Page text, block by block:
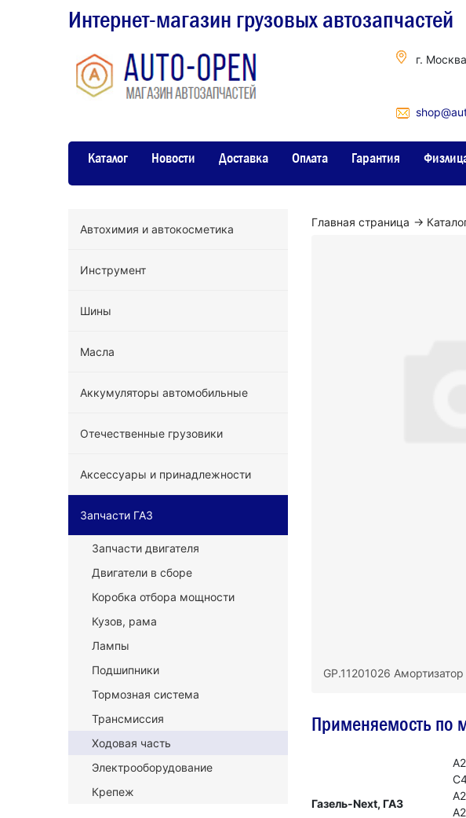
Интернет-магазин грузовых автозапчастей
г.
Каталог Новости Доставка Оплата Гарантия
Автохимия и автокосметика
Инструмент
Шины
Масла
Аккумуляторы автомобильные
Отечественные грузовики
Аксессуары и принадлежности
Запчасти ГАЗ
Запчасти двигателя
Двигатели в сборе
Коробка отбора мощности
Кузов, рама
Лампы
Подшипники
Тормозная система
Трансмиссия
Ходовая часть
Электрооборудование
Крепеж
Главная страница →
GP.11201026
Применяемость по
Газель-Next, ГАЗ